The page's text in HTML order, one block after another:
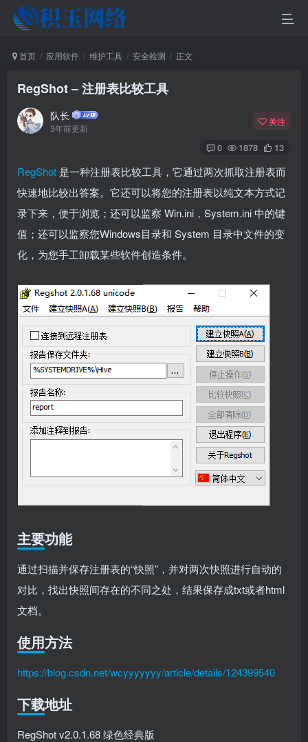
首页 应用软件 维护工具 安全检测 正文
RegShot – 注册表比较工具
队长
3年前更新
关注
0 1878 13
RegShot 是一种注册表比较工具，它通过两次抓取注册表而
快速地比较出答案。它还可以将您的注册表以纯文本方式记
录下来，便于浏览；还可以监察 Win.ini，System.ini 中的键
值；还可以监察您Windows目录和 System 目录中文件的变
化，为您手工卸载某些软件创造条件。
主要功能
通过扫描并保存注册表的“快照”，并对两次快照进行自动的
对比，找出快照间存在的不同之处，结果保存成txt或者html
文档。
使用方法
https://blog.csdn.net/wcyyyyyyy/article/details/124399540
下载地址
RegShot v2.0.1.68 绿色经典版